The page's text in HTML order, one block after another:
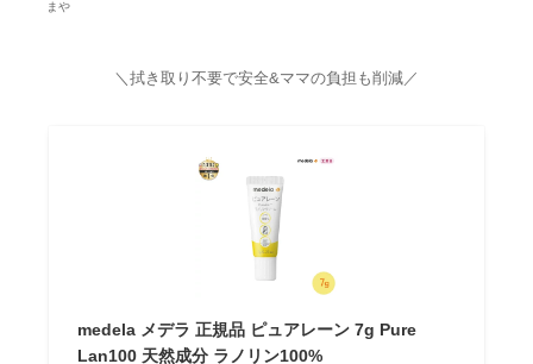
まや
＼拭き取り不要で安全&ママの負担も削減／
medela メデラ 正規品 ピュアレーン 7g Pure
Lan100 天然成分 ラノリン100%